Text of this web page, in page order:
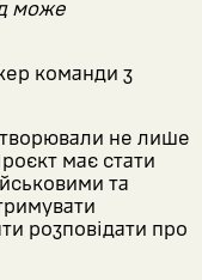
може
команди з
не лише
має стати
та
розповідати про